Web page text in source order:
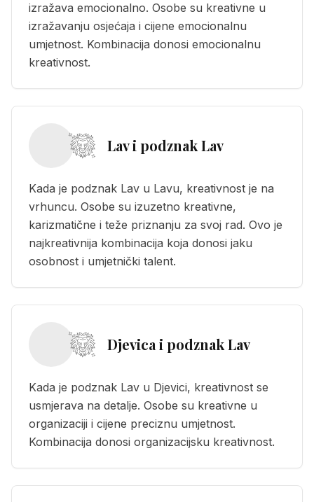
izražava emocionalno. Osobe su kreativne u
izražavanju osjećaja i cijene emocionalnu
umjetnost. Kombinacija donosi emocionalnu
kreativnost.
Lav i podznak Lav
Kada je podznak Lav u Lavu, kreativnost je na
vrhuncu. Osobe su izuzetno kreativne,
karizmatične i teže priznanju za svoj rad. Ovo je
najkreativnija kombinacija koja donosi jaku
osobnost i umjetnički talent.
Djevica i podznak Lav
Kada je podznak Lav u Djevici, kreativnost se
usmjerava na detalje. Osobe su kreativne u
organizaciji i cijene preciznu umjetnost.
Kombinacija donosi organizacijsku kreativnost.